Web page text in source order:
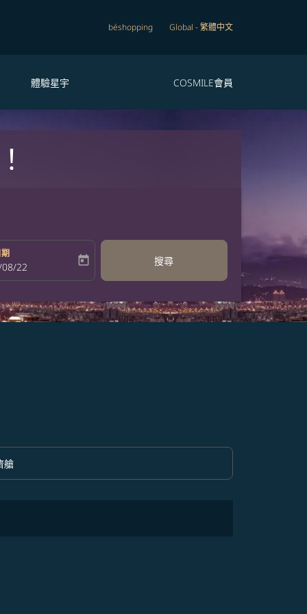
béshopping Global -繁體中文
體驗星宇 COSMILE會員
return-date-aria-label
22 today 搜尋
option 經濟艙 Selected
艙